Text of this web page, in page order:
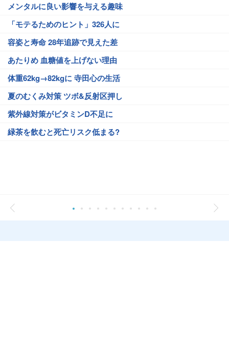
メンタルに良い影響を与える趣味
「モテるためのヒント」326人に
容姿と寿命 28年追跡で見えた差
あたりめ 血糖値を上げない理由
体重62kg→82kgに 寺田心の生活
夏のむくみ対策 ツボ&反射区押し
紫外線対策がビタミンD不足に
緑茶を飲むと死亡リスク低まる?